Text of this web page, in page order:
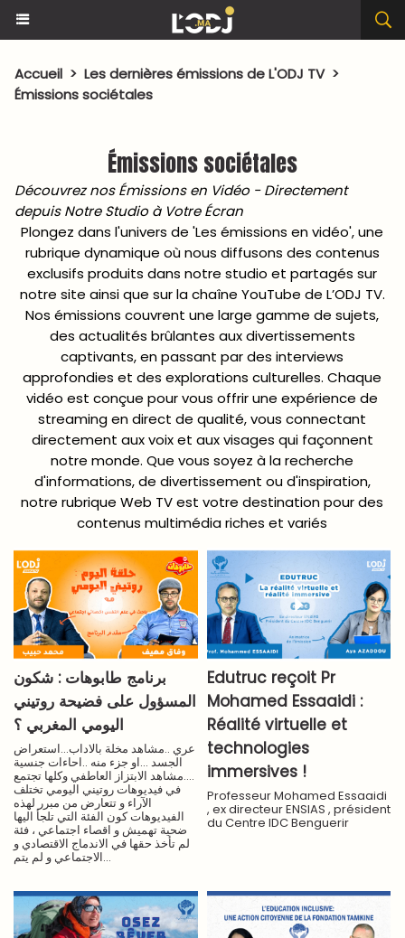
Accueil > Les dernières émissions de L'ODJ TV >
Émissions sociétales
Émissions sociétales
Découvrez nos Émissions en Vidéo - Directement
depuis Notre Studio à Votre Écran
Plongez dans l'univers de 'Les émissions en vidéo', une
rubrique dynamique où nous diffusons des contenus
exclusifs produits dans notre studio et partagés sur
notre site ainsi que sur la chaîne YouTube de L’ODJ TV.
Nos émissions couvrent une large gamme de sujets,
des actualités brûlantes aux divertissements
captivants, en passant par des interviews
approfondies et des explorations culturelles. Chaque
vidéo est conçue pour vous offrir une expérience de
streaming en direct de qualité, vous connectant
directement aux voix et aux visages qui façonnent
notre monde. Que vous soyez à la recherche
d'informations, de divertissement ou d'inspiration,
notre rubrique Web TV est votre destination pour des
contenus multimédia riches et variés
برنامج طابوهات : شكون
المسؤول على فضيحة روتيني
اليومي المغربي ؟
عري ..مشاهد مخلة بالاداب...استعراض
الجسد ...او جزء منه ..احاءات جنسية
....مشاهد الابتزاز العاطفي وكلها تجتمع
في فيديوهات روتيني اليومي تختلف
الآراء و تتعارض من مبرر لهذه
الفيديوهات كون الفئة التي تلجأ اليها
ضحية تهميش و اقصاء اجتماعي ، فئة
لم تأخذ حقها في الاندماج الاقتصادي و
الاجتماعي و لم يتم...
Edutruc reçoit Pr
Mohamed Essaaidi :
Réalité virtuelle et
technologies
immersives !
Professeur Mohamed Essaaidi
, ex directeur ENSIAS , président
du Centre IDC Benguerir